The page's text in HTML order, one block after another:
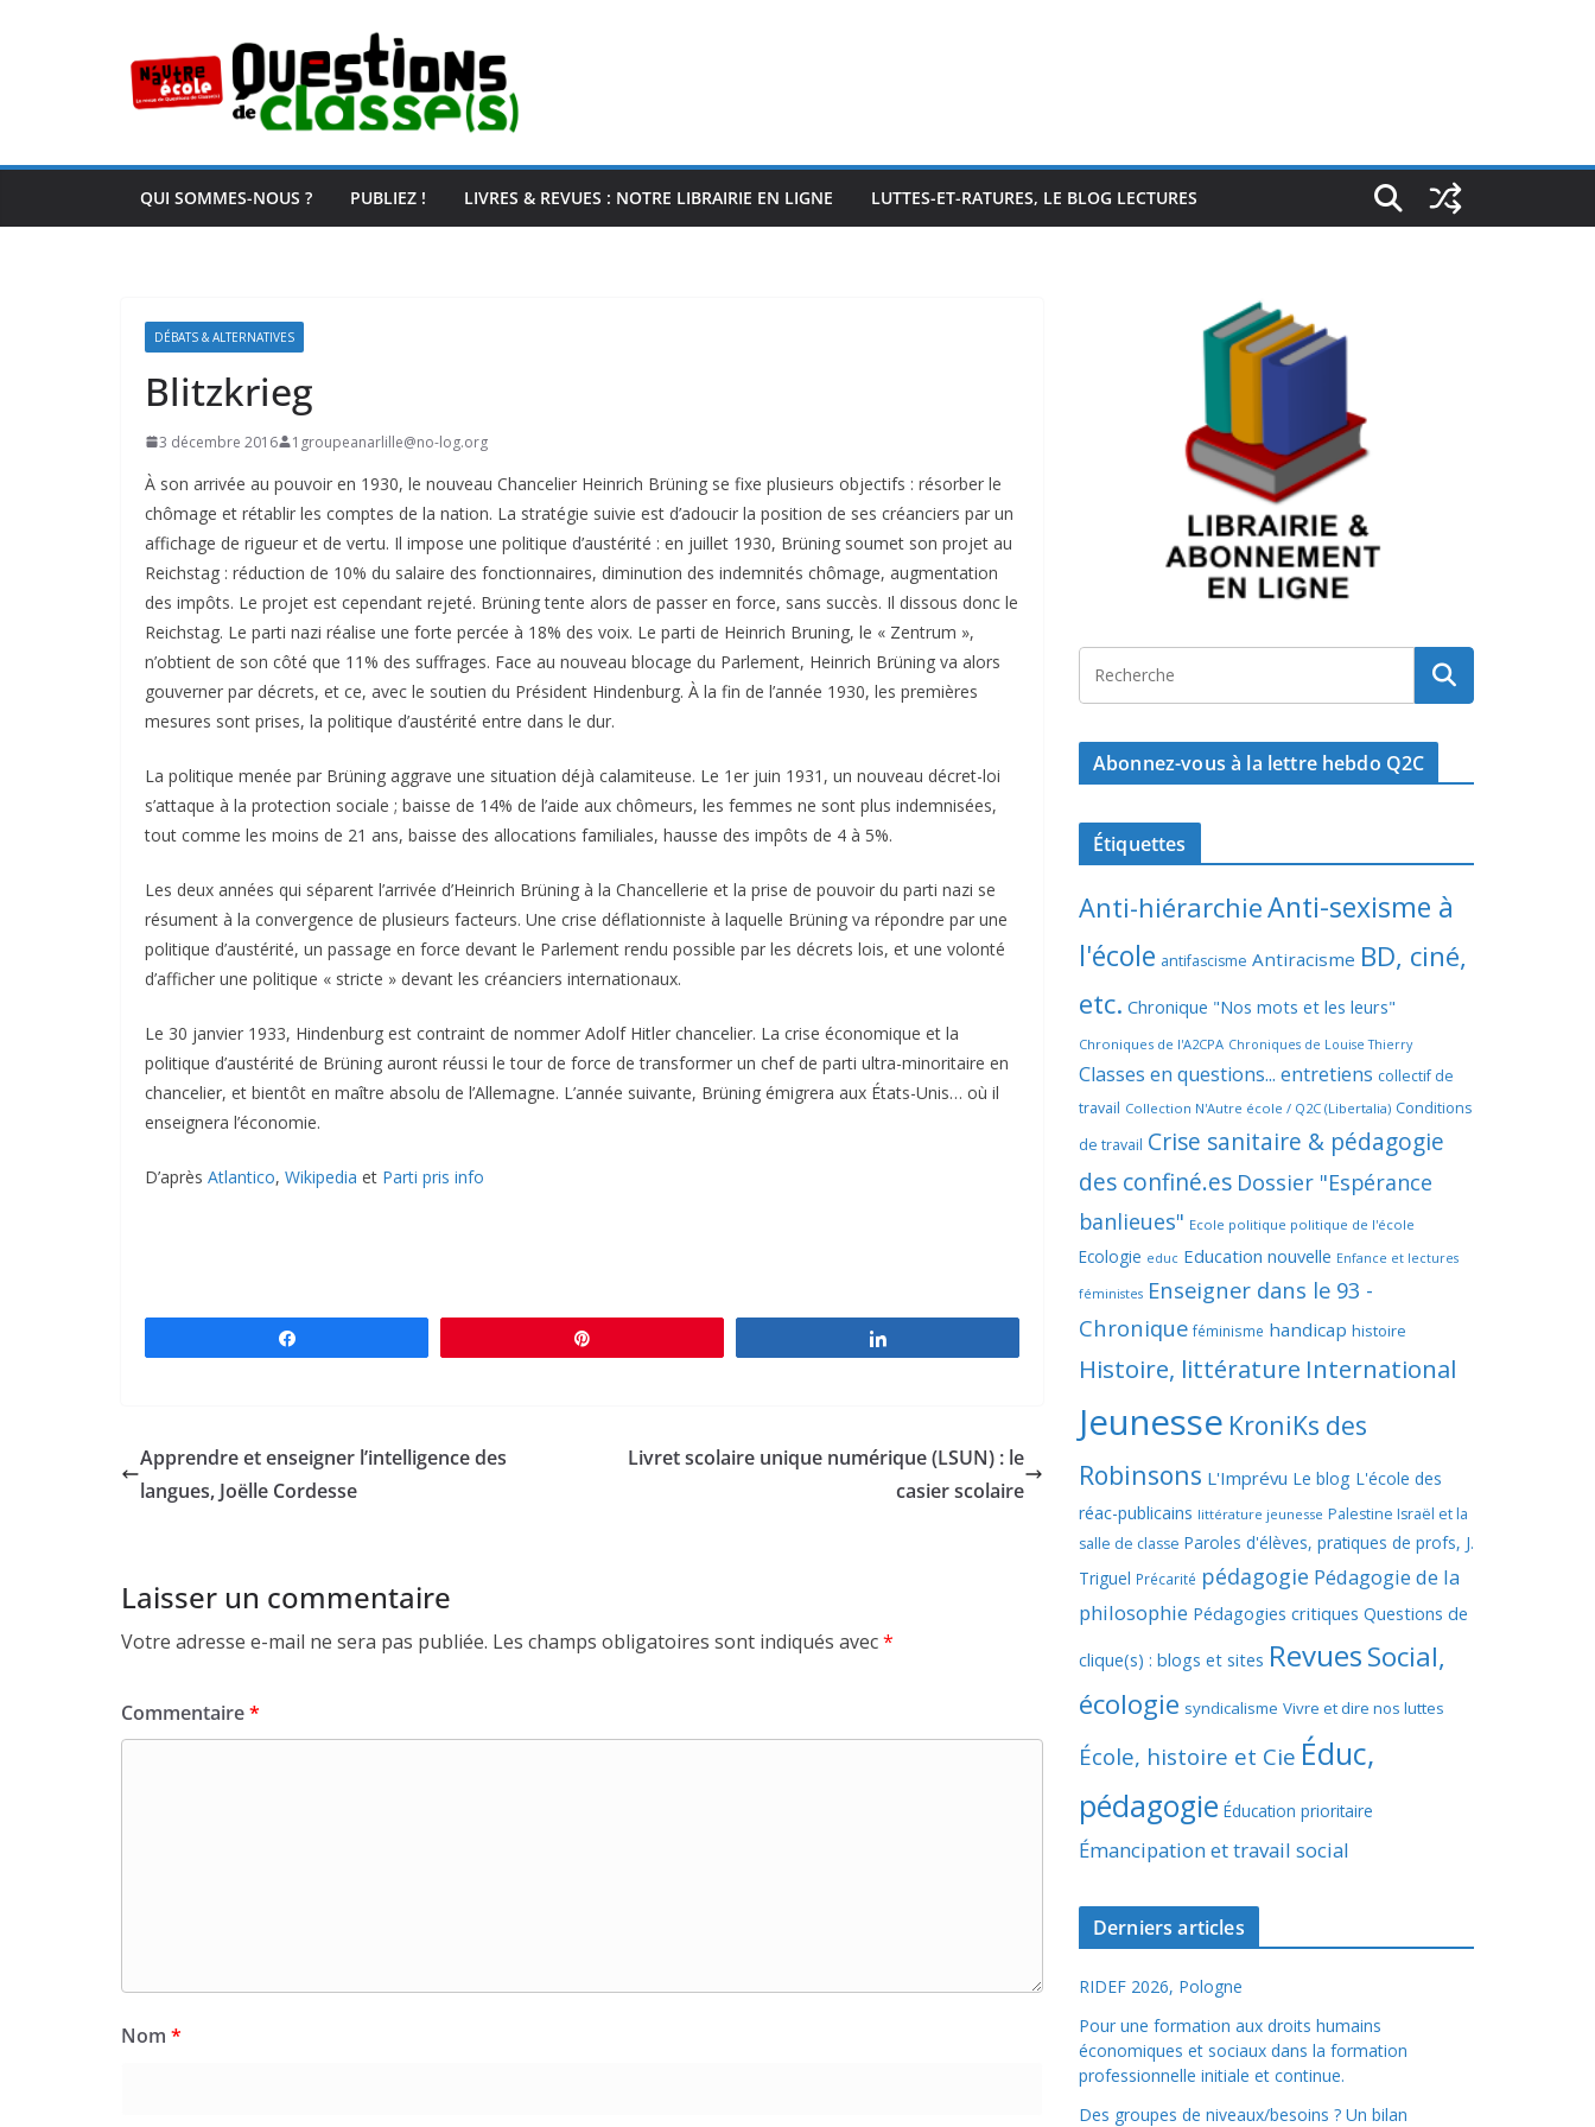
QUI SOMMES-NOUS ? PUBLIEZ ! LIVRES & REVUES : NOTRE LIBRAIRIE EN LIGNE LUTTES-ET-RATURES, LE BLOG LECTURES
DÉBATS & ALTERNATIVES
Blitzkrieg
3 décembre 2016 1groupeanarlille@no-log.org
À son arrivée au pouvoir en 1930, le nouveau Chancelier Heinrich Brüning se fixe plusieurs objectifs : résorber le
chômage et rétablir les comptes de la nation. La stratégie suivie est d’adoucir la position de ses créanciers par un
affichage de rigueur et de vertu. Il impose une politique d’austérité : en juillet 1930, Brüning soumet son projet au
Reichstag : réduction de 10% du salaire des fonctionnaires, diminution des indemnités chômage, augmentation
des impôts. Le projet est cependant rejeté. Brüning tente alors de passer en force, sans succès. Il dissous donc le
Reichstag. Le parti nazi réalise une forte percée à 18% des voix. Le parti de Heinrich Bruning, le « Zentrum »,
n’obtient de son côté que 11% des suffrages. Face au nouveau blocage du Parlement, Heinrich Brüning va alors
gouverner par décrets, et ce, avec le soutien du Président Hindenburg. À la fin de l’année 1930, les premières
mesures sont prises, la politique d’austérité entre dans le dur.
La politique menée par Brüning aggrave une situation déjà calamiteuse. Le 1er juin 1931, un nouveau décret-loi
s’attaque à la protection sociale ; baisse de 14% de l’aide aux chômeurs, les femmes ne sont plus indemnisées,
tout comme les moins de 21 ans, baisse des allocations familiales, hausse des impôts de 4 à 5%.
Les deux années qui séparent l’arrivée d’Heinrich Brüning à la Chancellerie et la prise de pouvoir du parti nazi se
résument à la convergence de plusieurs facteurs. Une crise déflationniste à laquelle Brüning va répondre par une
politique d’austérité, un passage en force devant le Parlement rendu possible par les décrets lois, et une volonté
d’afficher une politique « stricte » devant les créanciers internationaux.
Le 30 janvier 1933, Hindenburg est contraint de nommer Adolf Hitler chancelier. La crise économique et la
politique d’austérité de Brüning auront réussi le tour de force de transformer un chef de parti ultra-minoritaire en
chancelier, et bientôt en maître absolu de l’Allemagne. L’année suivante, Brüning émigrera aux États-Unis… où il
enseignera l’économie.
D’après Atlantico, Wikipedia et Parti pris info
Apprendre et enseigner l’intelligence des
langues, Joëlle Cordesse
Livret scolaire unique numérique (LSUN) : le
casier scolaire
Laisser un commentaire
Votre adresse e-mail ne sera pas publiée. Les champs obligatoires sont indiqués avec*
Commentaire*
Nom *
Abonnez-vous à la lettre hebdo Q2C
Étiquettes
Anti-hiérarchieAnti-sexisme à
l'école antifascisme Antiracisme BD, ciné,
etc. Chronique "Nos mots et les leurs"
Chroniques de l'A2CPA Chroniques de Louise Thierry
Classes en questions... entretiens collectif de
travail Collection N'Autre école / Q2C (Libertalia) Conditions
de travail Crise sanitaire & pédagogie
des confiné.es Dossier "Espérance
banlieues" Ecole politique politique de l'école
Ecologie educ Education nouvelle Enfance et lectures
féministes Enseigner dans le 93 -
Chronique féminisme handicap histoire
Histoire, littérature International
Jeunesse KroniKs des
Robinsons L'Imprévu Le blog L'école des
réac-publicains littérature jeunesse Palestine Israël et la
salle de classe Paroles d'élèves, pratiques de profs, J.
Triguel Précarité pédagogie Pédagogie de la
philosophie Pédagogies critiques Questions de
clique(s) : blogs et sites RevuesSocial,
écologie syndicalisme Vivre et dire nos luttes
École, histoire et Cie Éduc,
pédagogie Éducation prioritaire
Émancipation et travail social
Derniers articles
RIDEF 2026, Pologne
Pour une formation aux droits humains
économiques et sociaux dans la formation
professionnelle initiale et continue.
Des groupes de niveaux/besoins ? Un bilan